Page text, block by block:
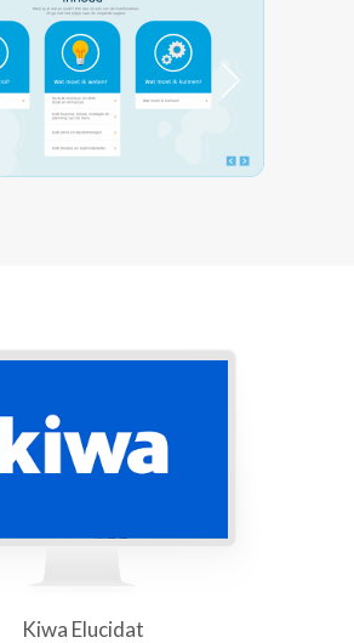
Kiwa Elucidat